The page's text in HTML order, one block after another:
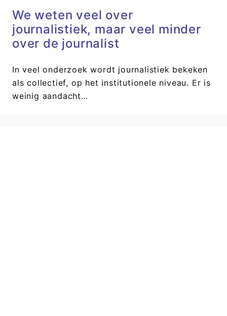
We weten veel over
journalistiek, maar veel minder
over de journalist
In veel onderzoek wordt journalistiek bekeken
als collectief, op het institutionele niveau. Er is
weinig aandacht…